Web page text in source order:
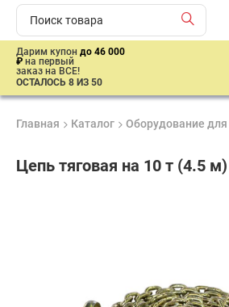
Дарим купон до 46 000
₽ на первый
заказ на ВСЕ!
ОСТАЛОСЬ 8 ИЗ 50
Главная Каталог Оборудование для
Цепь тяговая на 10 т (4.5 м)